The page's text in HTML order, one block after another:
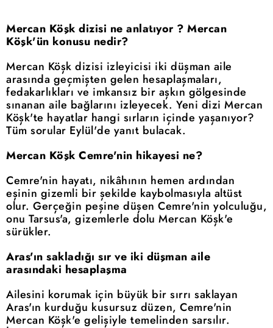
Mercan Köşk dizisi ne anlatıyor ? Mercan
Köşk'ün konusu nedir?
Mercan Köşk dizisi izleyicisi iki düşman aile
arasında geçmişten gelen hesaplaşmaları,
fedakarlıkları ve imkansız bir aşkın gölgesinde
sınanan aile bağlarını izleyecek. Yeni dizi Mercan
Köşk'te hayatlar hangi sırların içinde yaşanıyor?
Tüm sorular Eylül'de yanıt bulacak.
Mercan Köşk Cemre'nin hikayesi ne?
Cemre'nin hayatı, nikâhının hemen ardından
eşinin gizemli bir şekilde kaybolmasıyla altüst
olur. Gerçeğin peşine düşen Cemre'nin yolculuğu,
onu Tarsus'a, gizemlerle dolu Mercan Köşk'e
sürükler.
Aras'ın sakladığı sır ve iki düşman aile
arasındaki hesaplaşma
Ailesini korumak için büyük bir sırrı saklayan
Aras'ın kurduğu kusursuz düzen, Cemre'nin
Mercan Köşk'e gelişiyle temelinden sarsılır.